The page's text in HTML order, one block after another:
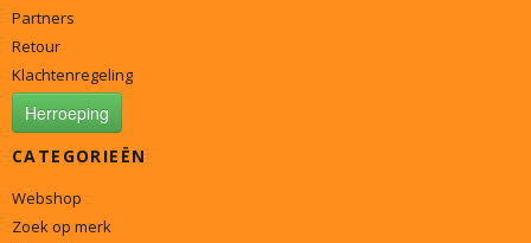
Partners
Retour
Klachtenregeling
Herroeping
CATEGORIEËN
Webshop
Zoek op merk